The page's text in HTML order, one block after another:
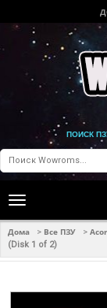
ПОИСК
Toggle
navigation
Дома > Все ПЗУ >
(Disk 1 of 2)